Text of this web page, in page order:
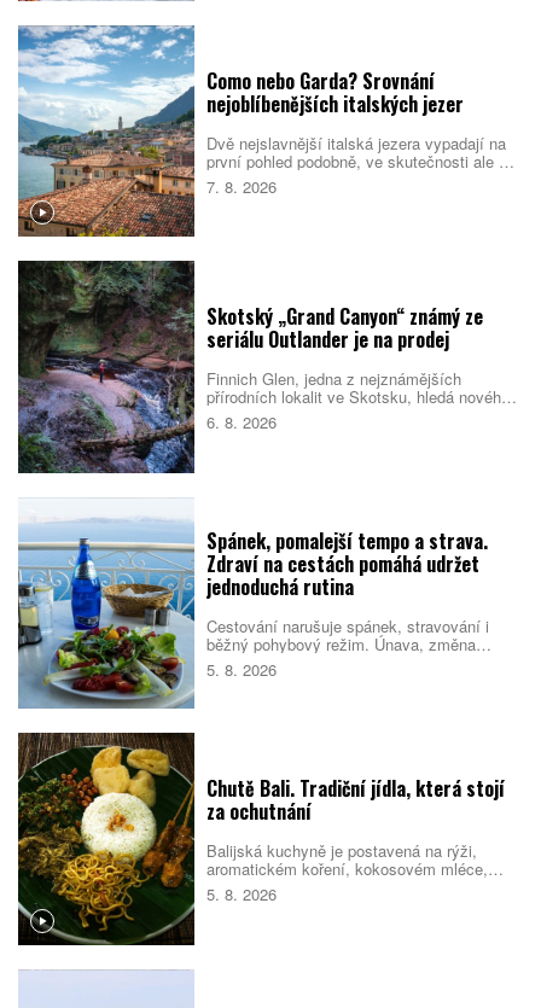
Como nebo Garda? Srovnání
nejoblíbenějších italských jezer
Dvě nejslavnější italská jezera vypadají na
první pohled podobně, ve skutečnosti ale cílí
na jiné cestovatele. Como staví na eleganci,
vilách a klidnější atmosféře. Garda je větší,
7. 8. 2026
Skotský „Grand Canyon“ známý ze
seriálu Outlander je na prodej
Finnich Glen, jedna z nejznámějších
přírodních lokalit ve Skotsku, hledá nového
majitele. Soutěsku proslavil seriál Outlander,
ale objevila se i v dalších filmech a
6. 8. 2026
Spánek, pomalejší tempo a strava.
Zdraví na cestách pomáhá udržet
jednoduchá rutina
Cestování narušuje spánek, stravování i
běžný pohybový režim. Únava, změna
prostředí a nabitý program pak mohou zvýšit
riziko, že se člověk nebude cítit dobře.
5. 8. 2026
Chutě Bali. Tradiční jídla, která stojí
za ochutnání
Balijská kuchyně je postavená na rýži,
aromatickém koření, kokosovém mléce,
chilli a pomalé přípravě masa. Na jídelních
lístcích se střídají pečené vepřové,
5. 8. 2026